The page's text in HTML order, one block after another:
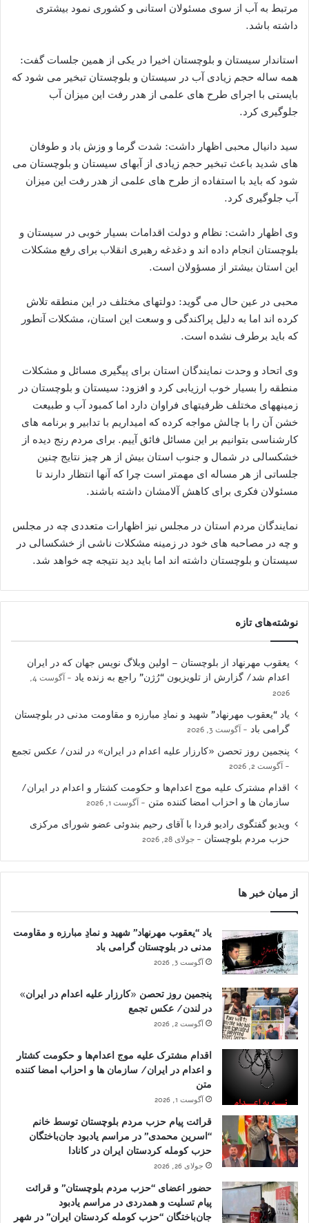
مرتبط به آب از سوی مسئولان استانی و کشوری نمود بیشتری
داشته باشد.
استاندار سیستان و بلوچستان اخیرا در یکی از همین جلسات گفت:
همه ساله حجم زیادی آب در سیستان و بلوچستان تبخیر می شود که
بایستی با اجرای طرح های علمی از هدر رفت این میزان آب
جلوگیری کرد.
سید دانیال محبی اظهار داشت: شدت گرما و وزش باد و طوفان
های شدید باعث تبخیر حجم زیادی از آبهای سیستان و بلوچستان می
شود که باید با استفاده از طرح های علمی از هدر رفت این میزان
آب جلوگیری کرد.
وی اظهار داشت: نظام و دولت اقدامات بسیار خوبی در سیستان و
بلوچستان انجام داده اند و دغدغه رهبری انقلاب برای رفع مشکلات
این استان بیشتر از مسؤولان است.
محبی در عین حال می گوید: دولتهای مختلف در این منطقه تلاش
کرده اند اما به دلیل پراکندگی و وسعت این استان، مشکلات آنطور
که باید برطرف نشده است.
وی اتحاد و وحدت نمایندگان استان برای پیگیری مسائل و مشکلات
منطقه را بسیار خوب ارزیابی کرد و افزود: سیستان و بلوچستان در
زمینههای مختلف ظرفیتهای فراوان دارد اما کمبود آب و طبیعت
خشن آن را با چالش مواجه کرده که امیداریم با تدابیر و برنامه های
کارشناسی بتوانیم بر این مسائل فائق آییم. برای مردم رنج دیده از
خشکسالی در شمال و جنوب استان بیش از هر چیز نتایج چنین
جلساتی از هر مساله ای مهمتر است چرا که آنها انتظار دارند تا
مسئولان فکری برای کاهش آلامشان داشته باشند.
نمایندگان مردم استان در مجلس نیز اظهارات متعددی چه در مجلس
و چه در مصاحبه های خود در زمینه مشکلات ناشی از خشکسالی در
سیستان و بلوچستان داشته اند اما باید دید نتیجه چه خواهد شد.
نوشته‌های تازه
یعقوب مهرنهاد از بلوچستان – اولین وبلاگ نویس جهان که در ایران
اعدام شد/ گزارش از تلویزیون “رُژن” راجع به زنده یاد
آگوست 4,
2026
یاد “یعقوب مهرنهاد” شهید و نمادِ مبارزه و مقاومت مدنی در بلوچستان
گرامی باد
آگوست 3, 2026
پنجمین روز تحصن «کارزار علیه اعدام در ایران» در لندن/ عکس تجمع
آگوست 2, 2026
اقدام مشترک علیه موج اعدام‌ها و حکومت کشتار و اعدام در ایران/
سازمان ها و احزاب امضا کننده متن
آگوست 1, 2026
ویدیو گفتگوی رادیو فردا با آقای رحیم بندوئی عضو شورای مرکزی
حزب مردم بلوچستان
جولای 28, 2026
از میان خبر ها
یاد “یعقوب مهرنهاد” شهید و نمادِ مبارزه و مقاومت
مدنی در بلوچستان گرامی باد
آگوست 3, 2026
پنجمین روز تحصن «کارزار علیه اعدام در ایران»
در لندن/ عکس تجمع
آگوست 2, 2026
اقدام مشترک علیه موج اعدام‌ها و حکومت کشتار
و اعدام در ایران/ سازمان ها و احزاب امضا کننده
متن
آگوست 1, 2026
قرائت پیام حزب مردم بلوچستان توسط خانم
“اسرین محمدی” در مراسم یادبود جان‌باختگان
حزب کومله کردستان ایران در کانادا
جولای 26, 2026
حضور اعضای “حزب مردم بلوچستان” و قرائت
پیام تسلیت و همدردی در مراسم یادبود
جان‌باختگان “حزب کومله کردستان ایران” در شهر